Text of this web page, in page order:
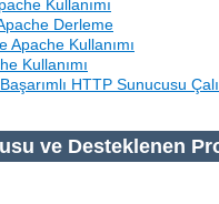
Kullanımı
Derleme
Apache Kullanımı
Kullanımı
HTTP Sunucusu
ve Desteklenen